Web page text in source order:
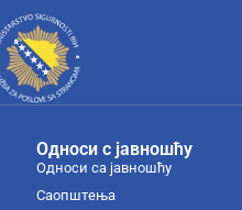
Односи с јавношћу
Односи са јавношћу
Саопштења